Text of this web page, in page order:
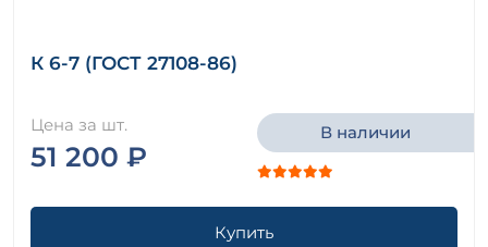
К 6-7 (ГОСТ 27108-86)
Цена за шт.
51 200 ₽
В наличии
Купить